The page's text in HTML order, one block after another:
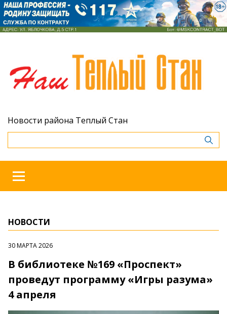
Новости района Теплый Стан
НОВОСТИ
30 МАРТА 2026
В библиотеке №169 «Проспект»
проведут программу «Игры разума»
4 апреля